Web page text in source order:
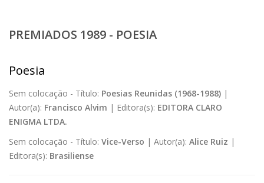
PREMIADOS 1989 - POESIA
Poesia
Sem colocação - Título: Poesias Reunidas (1968-1988) |
Autor(a): Francisco Alvim | Editora(s): EDITORA CLARO
ENIGMA LTDA.
Sem colocação - Título: Vice-Verso | Autor(a): Alice Ruiz |
Editora(s): Brasiliense